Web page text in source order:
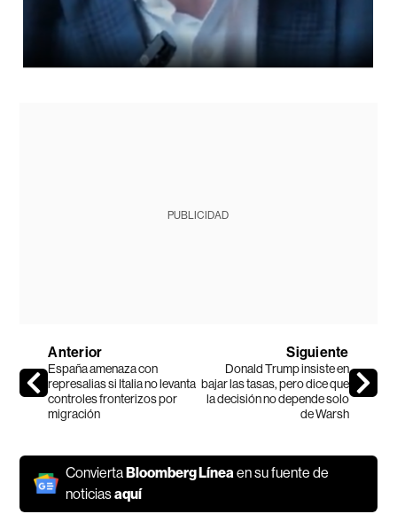
PUBLICIDAD
Anterior
España amenaza con
represalias si Italia no levanta
controles fronterizos por
migración
Siguiente
Donald Trump insiste en
bajar las tasas, pero dice que
la decisión no depende solo
de Warsh
ConviertaBloomberg Línea en su fuente de
noticiasaquí